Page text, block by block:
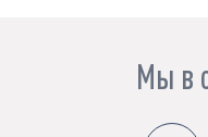
Мы в